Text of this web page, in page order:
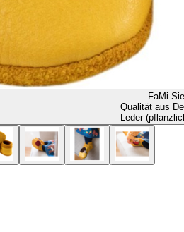
FaMi-
Qualität aus
Leder